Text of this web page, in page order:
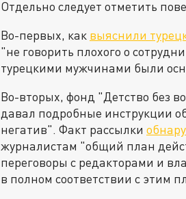
Отдельно следует отметить
Во-первых, как выяснили
"не говорить плохого о
турецкими мужчинами были
Во-вторых, фонд "Детство без
давал подробные инструкции
негатив". Факт рассылки
журналистам "общий план
переговоры с редакторами и
в полном соответствии с этим